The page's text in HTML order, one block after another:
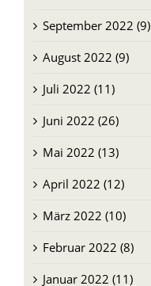
Oktober 2022 (9)
September 2022 (9)
August 2022 (9)
Juli 2022 (11)
Juni 2022 (26)
Mai 2022 (13)
April 2022 (12)
März 2022 (10)
Februar 2022 (8)